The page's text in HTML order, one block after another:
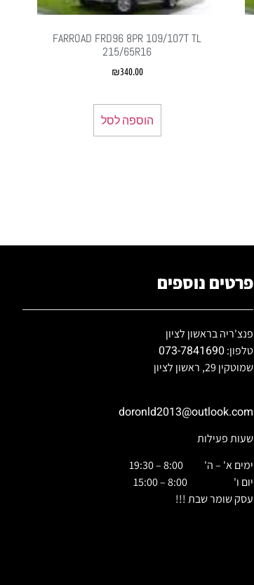
FARROAD FRD96 8PR 109/107T TL
215/65R16
₪340.00
הוספה לסל
פרטים נוספים
פנצ'ריה בראשון לציון
טלפון:073-7841690
שמוטקין 29, ראשון לציון
doronld2013@outlook.com
שעות פעילות
ימים א' – ה' 8:00 – 19:30
יום ו' 8:00 – 15:00
עסק שומר שבת !!!